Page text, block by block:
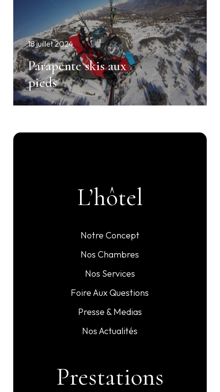
18 juillet 2024
Parapente skis aux
pieds
L’hôtel
Notre Concept
Nos Chambres
Nos Services
Foire Aux Questions
Presse & Medias
Nos Actualités
Prestations